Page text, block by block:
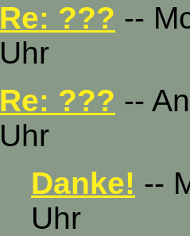
Re: ??? --
Uhr
Re: ??? --
Uhr
Danke! --
Uhr